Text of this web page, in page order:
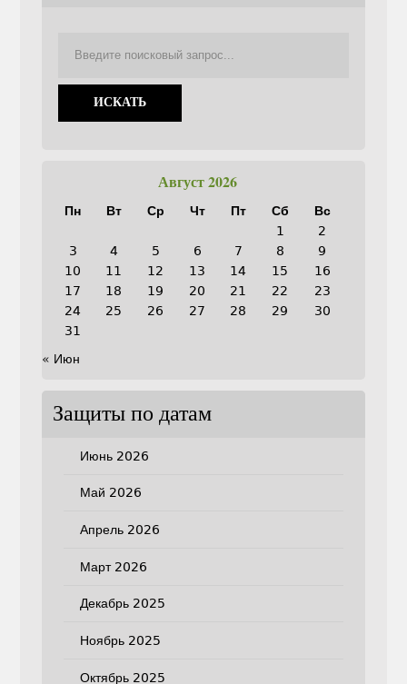
Август 2026
Пн Вт Ср Чт Пт Сб
Вс
1
2
3
4 5 6 7 8
9
10
11 12 13 14 15
16
17
18 19 20 21 22
23
24
25 26 27 28 29
30
31
« Июн
Защиты по датам
Июнь 2026
Май 2026
Апрель 2026
Март 2026
Декабрь 2025
Ноябрь 2025
Октябрь 2025